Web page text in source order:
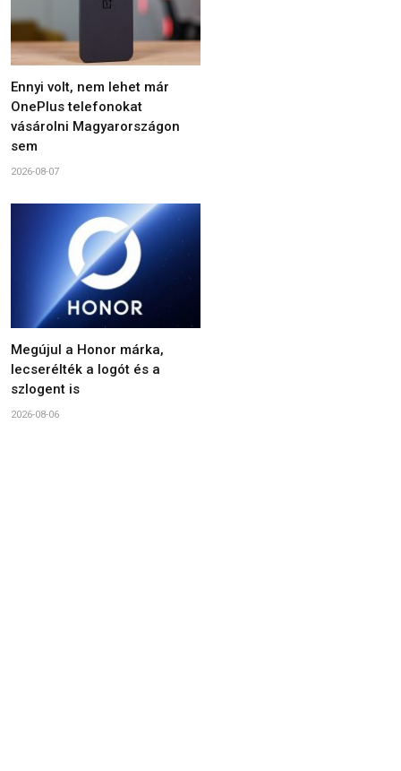
Ennyi volt, nem lehet már
OnePlus telefonokat
vásárolni Magyarországon
sem
2026-08-07
Megújul a Honor márka,
lecserélték a logót és a
szlogent is
2026-08-06